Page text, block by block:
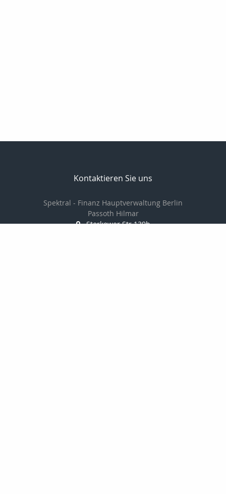
Kontaktieren Sie uns
Spektral - Finanz Hauptverwaltung Berlin
Passoth Hilmar
Storkower Str.139b